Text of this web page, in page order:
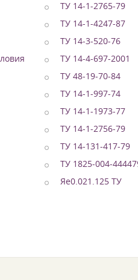
ТУ 14-1-2765-79
ТУ 14-1-4247-87
ТУ 14-3-520-76
ТУ 14-4-697-2001
ТУ 48-19-70-84
ТУ 14-1-997-74
ТУ 14-1-1973-77
ТУ 14-1-2756-79
ТУ 14-131-417-79
ТУ 1825-004-
Яе0.021.125 ТУ